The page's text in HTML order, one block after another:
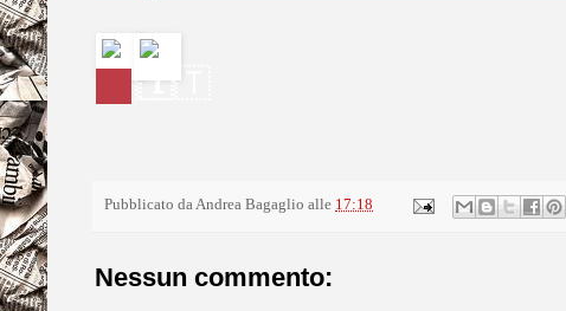
Pubblicato daAndrea Bagaglio alle 17:18
Nessun commento: